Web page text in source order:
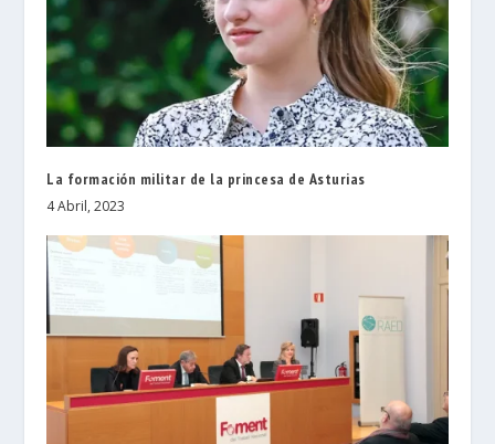
La formación militar de la princesa de Asturias
4 Abril, 2023